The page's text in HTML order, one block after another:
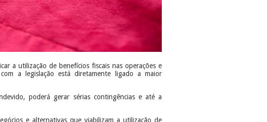
a utilização de benefícios fiscais nas operações e
a legislação está diretamente ligado a maior
poderá gerar sérias contingências e até a
e alternativas que viabilizam a utilização de